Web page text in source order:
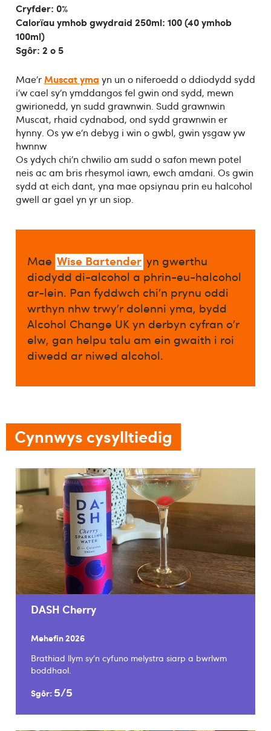
Cryfder: 0%
Calorïau ymhob gwydraid 250ml: 100 (40 ymhob
100ml)
Sgôr: 2 o 5
Mae’r Muscat yma yn un o niferoedd o ddiodydd sydd
i’w cael sy’n ymddangos fel gwin ond sydd, mewn
gwirionedd, yn sudd grawnwin. Sudd grawnwin
Muscat, rhaid cydnabod, ond sydd grawnwin er
hynny. Os yw e’n debyg i win o gwbl, gwin ysgaw yw
hwnnw
Os ydych chi’n chwilio am sudd o safon mewn potel
neis ac am bris rhesymol iawn, ewch amdani. Os gwin
sydd at eich dant, yna mae opsiynau prin eu halcohol
gwell ar gael yn yr un siop.
Mae Wise Bartender yn gwerthu
diodydd di-alcohol a phrin-eu-halcohol
ar-lein. Pan fyddwch chi’n prynu oddi
wrthyn nhw trwy’r dolenni yma, bydd
Alcohol Change UK yn derbyn cyfran o’r
elw, gan helpu talu am ein gwaith i roi
diwedd ar niwed alcohol.​
Cynnwys cysylltiedig
DASH Cherry
Mehefin 2026
Brathiad llym sy’n cyfuno melystra siarp a bwrlwm
boddhaol.
Sgôr: 5/5